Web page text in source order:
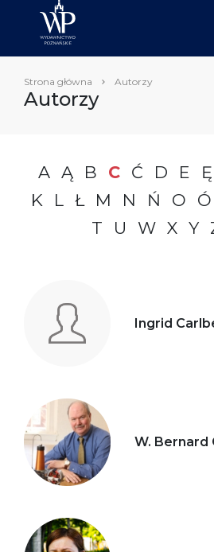
Strona główna Autorzy
Autorzy
A Ą B C Ć D E Ę
K
L Ł M N Ń O Ó
T
U W X Y
Ingrid
W. Bernard